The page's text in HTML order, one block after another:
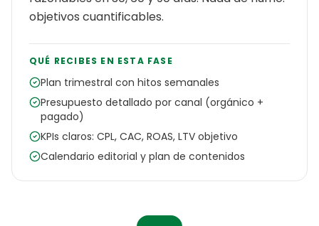
objetivos cuantificables.
QUÉ RECIBES EN ESTA FASE
Plan trimestral con hitos semanales
Presupuesto detallado por canal (orgánico +
pagado)
KPIs claros: CPL, CAC, ROAS, LTV objetivo
Calendario editorial y plan de contenidos